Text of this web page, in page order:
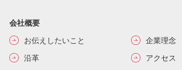
会社概要
お伝えしたいこと
企業理念
沿革
アクセス